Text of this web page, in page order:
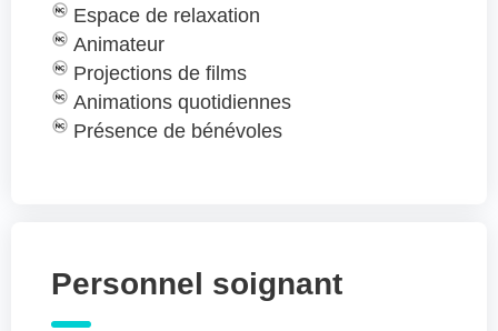
Espace de relaxation
Animateur
Projections de films
Animations quotidiennes
Présence de bénévoles
Personnel soignant